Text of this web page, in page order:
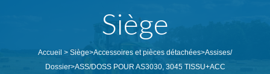
Siège
Accueil > Siège>Accessoires et pièces détachées>Assises/
Dossier>ASS/DOSS POUR AS3030, 3045 TISSU+ACC